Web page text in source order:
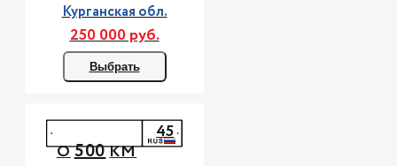
Курганская обл.
250 000 руб.
Выбрать
О500КМ
45